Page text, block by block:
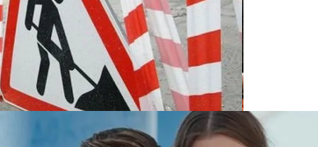
Интеллект
«испанки» 1918 Года